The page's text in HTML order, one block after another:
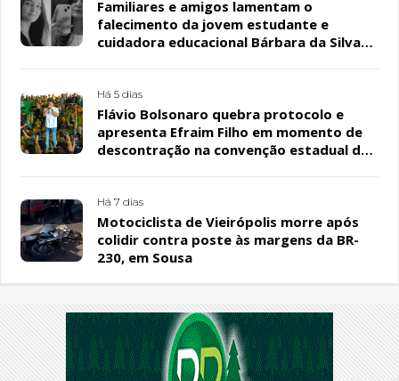
Familiares e amigos lamentam o
falecimento da jovem estudante e
cuidadora educacional Bárbara da Silva
Há 5 dias
Flávio Bolsonaro quebra protocolo e
apresenta Efraim Filho em momento de
descontração na convenção estadual do
Há 7 dias
Motociclista de Vieirópolis morre após
colidir contra poste às margens da BR-
230, em Sousa